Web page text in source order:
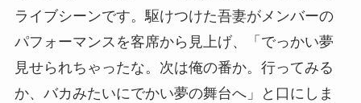
ライブシーンです。駆けつけた吾妻がメンバーの
パフォーマンスを客席から見上げ、「でっかい夢
見せられちゃったな。次は俺の番か。行ってみる
か、バカみたいにでかい夢の舞台へ」と口にしま